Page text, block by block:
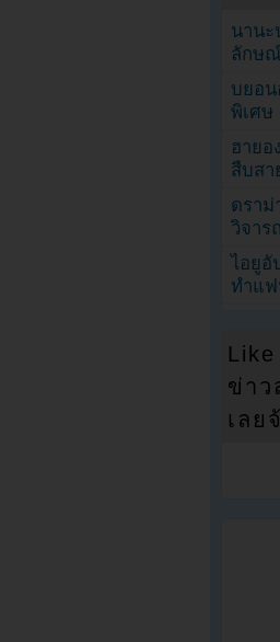
นาน
ลักษ
บยอน
พิเศษ
ฮายอ
สืบสา
ดราม่
วิจาร
ไอยูอั
ทำแฟ
ข่าว
เลย